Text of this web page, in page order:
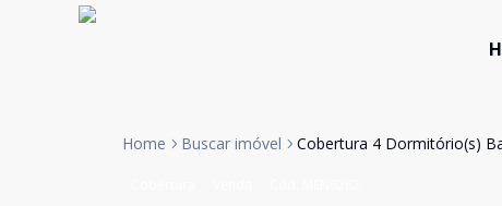
Home Buscar imóvel Cobertura 4 Dormitório(s)